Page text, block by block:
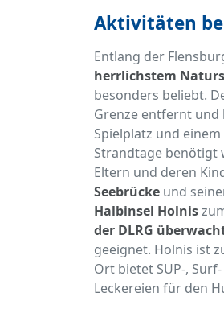
Aktivitäten
Entlang der
herrlichstem
besonders beliebt.
Grenze entfernt und
Spielplatz und
Strandtage benötigt
Eltern und deren
Seebrücke und
Halbinsel Holnis
der DLRG
geeignet. Holnis ist
Ort bietet SUP-,
Leckereien für den